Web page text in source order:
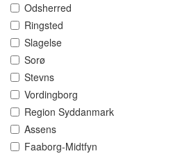
Odsherred
Ringsted
Slagelse
Sorø
Stevns
Vordingborg
Region Syddanmark
Assens
Faaborg-Midtfyn